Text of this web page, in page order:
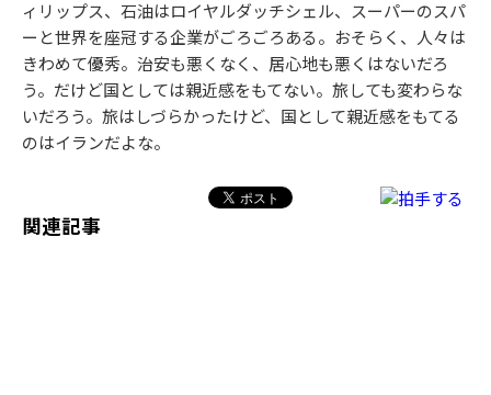
ィリップス、石油はロイヤルダッチシェル、スーパーのスパ
ーと世界を座冠する企業がごろごろある。おそらく、人々は
きわめて優秀。治安も悪くなく、居心地も悪くはないだろ
う。だけど国としては親近感をもてない。旅しても変わらな
いだろう。旅はしづらかったけど、国として親近感をもてる
のはイランだよな。
関連記事